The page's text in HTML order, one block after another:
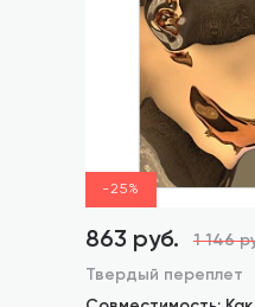
-25%
863 руб. 1 146
Твердый переплет